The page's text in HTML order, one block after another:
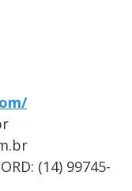
(14) 99745-